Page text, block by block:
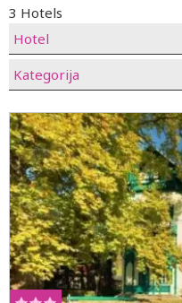
3 Hotels
Hotel
Kategorija